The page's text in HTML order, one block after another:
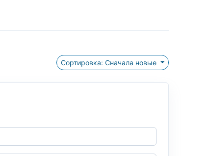
Сортировка: Сначала новые